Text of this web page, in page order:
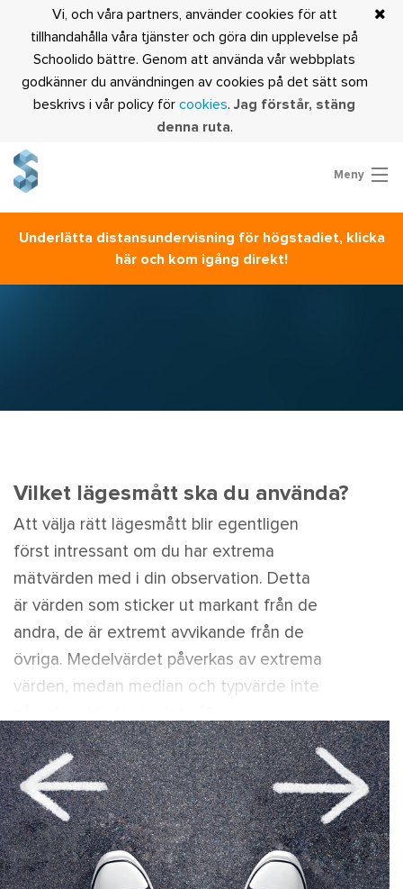
Vi, och våra partners, använder cookies för att
tillhandahålla våra tjänster och göra din upplevelse på
Schoolido bättre. Genom att använda vår webbplats
godkänner du användningen av cookies på det sätt som
beskrivs i vår policy för cookies. Jag förstår, stäng
denna ruta.
Meny
Är du lärare?
Underlätta distansundervisning för högstadiet, klicka
här och kom igång direkt!
Vilket lägesmått ska du använda?
Att välja rätt lägesmått blir egentligen
först intressant om du har extrema
mätvärden med i din observation. Detta
är värden som sticker ut markant från de
andra, de är extremt avvikande från de
övriga. Medelvärdet påverkas av extrema
värden, medan median och typvärde inte